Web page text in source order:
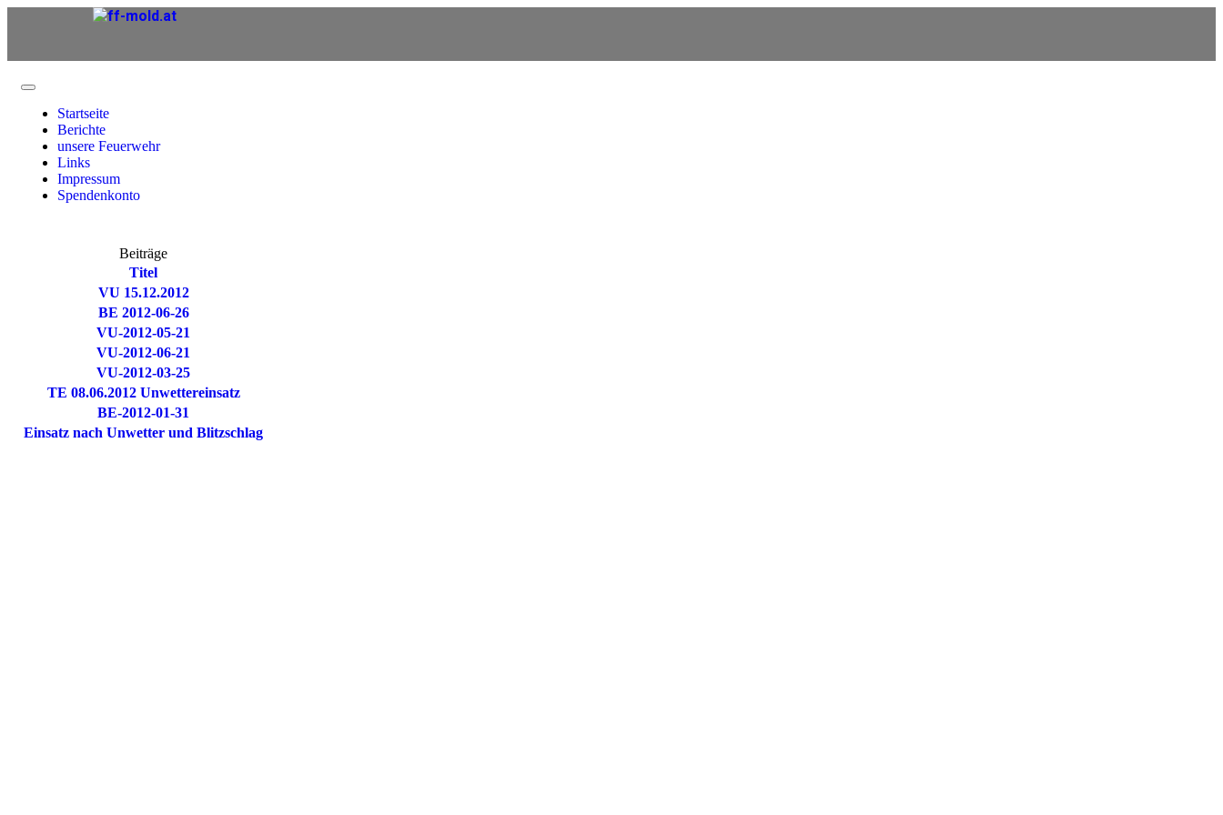
Startseite
Berichte
unsere Feuerwehr
Links
Impressum
Spendenkonto
Beiträge
Titel
VU 15.12.2012
BE 2012-06-26
VU-2012-05-21
VU-2012-06-21
VU-2012-03-25
TE 08.06.2012 Unwettereinsatz
BE-2012-01-31
Einsatz nach Unwetter und Blitzschlag